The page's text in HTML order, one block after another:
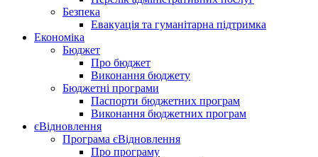
Безпека
Евакуація та гуманітарна підтримка
Економіка
Бюджет
Про бюджет
Виконання бюджету
Бюджетні програми
Паспорти бюджетних програм
Виконання бюджетних програм
єВідновлення
Програма єВідновлення
Про програму